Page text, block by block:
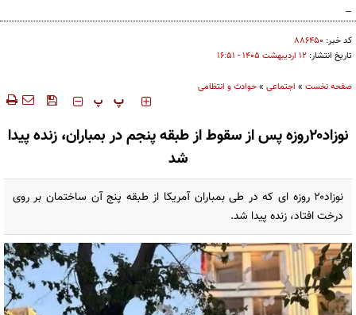
افزایش ۷۰ درصدی یارانه مراکز توانبخشی
کد خبر: ۸۸۶۴۵۰
تاریخ انتشار: ۱۲ ارديبهشت ۱۴۰۵ - ۱۶:۵۱
صفحه نخست » اجتماعی »حوادث و انتظامی
‍‍‍ پ پ
نوزاد۲۰روزه پس از سقوط از طبقه پنجم در بمباران، زنده پیدا
شد
نوزاد۲۰ روزه ای که در طی بمباران آمریکا از طبقه پنج آن ساختمان بر روی
درخت افتاد، زنده پیدا شد.